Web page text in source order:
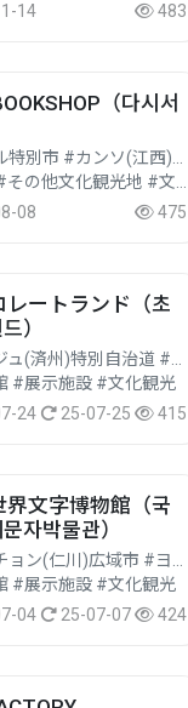
14
483
（다시서
08
475
レートランド（초
）
#展示施設 #文化観光
24
25-07-25 415
界文字博物館（국
자박물관）
#展示施設 #文化観光
04
25-07-07 424